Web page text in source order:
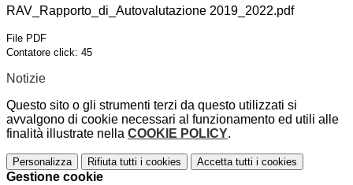
RAV_Rapporto_di_Autovalutazione 2019_2022.pdf
File PDF
Contatore click: 45
Notizie
Questo sito o gli strumenti terzi da questo utilizzati si
avvalgono di cookie necessari al funzionamento ed utili alle
finalità illustrate nella COOKIE POLICY.
Personalizza Rifiuta tutti i cookies Accetta tutti i cookies
Gestione cookie